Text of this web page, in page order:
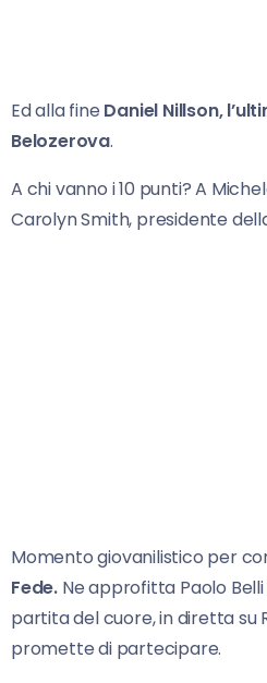
Ed alla fine Daniel Nillson,
Belozerova.
A chi vanno i 10 punti? A
Carolyn Smith, presidente
Momento giovanilistico per
Fede. Ne approfitta Paolo
partita del cuore, in diretta su
promette di partecipare.